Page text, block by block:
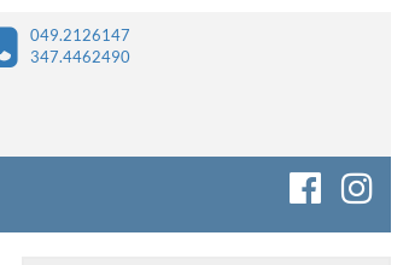
049.2126147
347.4462490